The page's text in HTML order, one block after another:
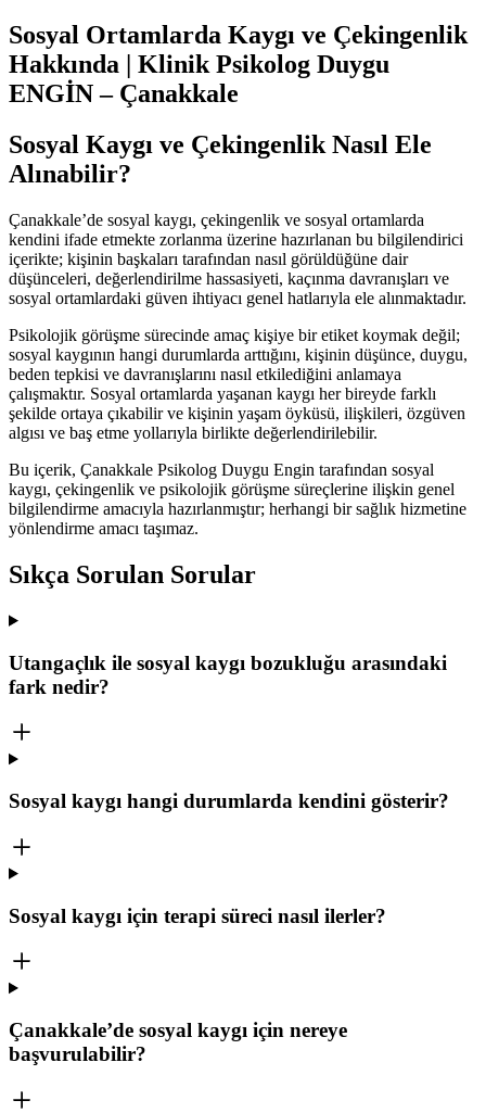
Sosyal Ortamlarda Kaygı ve Çekingenlik
Hakkında | Klinik Psikolog Duygu
ENGİN – Çanakkale
Sosyal Kaygı ve Çekingenlik Nasıl Ele
Alınabilir?
Çanakkale’de sosyal kaygı, çekingenlik ve sosyal ortamlarda
kendini ifade etmekte zorlanma üzerine hazırlanan bu bilgilendirici
içerikte; kişinin başkaları tarafından nasıl görüldüğüne dair
düşünceleri, değerlendirilme hassasiyeti, kaçınma davranışları ve
sosyal ortamlardaki güven ihtiyacı genel hatlarıyla ele alınmaktadır.
Psikolojik görüşme sürecinde amaç kişiye bir etiket koymak değil;
sosyal kaygının hangi durumlarda arttığını, kişinin düşünce, duygu,
beden tepkisi ve davranışlarını nasıl etkilediğini anlamaya
çalışmaktır. Sosyal ortamlarda yaşanan kaygı her bireyde farklı
şekilde ortaya çıkabilir ve kişinin yaşam öyküsü, ilişkileri, özgüven
algısı ve baş etme yollarıyla birlikte değerlendirilebilir.
Bu içerik, Çanakkale Psikolog Duygu Engin tarafından sosyal
kaygı, çekingenlik ve psikolojik görüşme süreçlerine ilişkin genel
bilgilendirme amacıyla hazırlanmıştır; herhangi bir sağlık hizmetine
yönlendirme amacı taşımaz.
Sıkça Sorulan Sorular
Utangaçlık ile sosyal kaygı bozukluğu arasındaki
fark nedir?
Sosyal kaygı hangi durumlarda kendini gösterir?
Sosyal kaygı için terapi süreci nasıl ilerler?
Çanakkale’de sosyal kaygı için nereye
başvurulabilir?